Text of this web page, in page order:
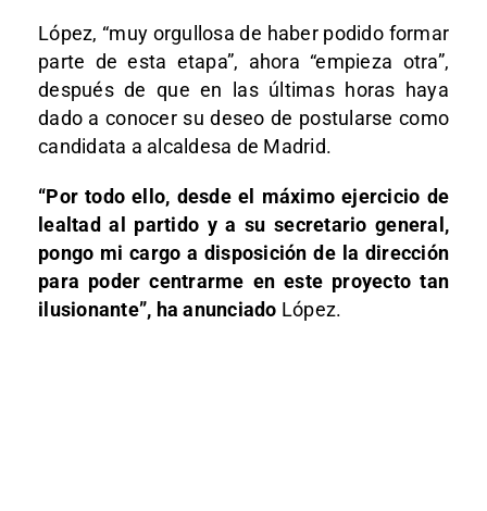
López, “muy orgullosa de haber podido formar
parte de esta etapa”, ahora “empieza otra”,
después de que en las últimas horas haya
dado a conocer su deseo de postularse como
candidata a alcaldesa de Madrid.
“Por todo ello, desde el máximo ejercicio de
lealtad al partido y a su secretario general,
pongo mi cargo a disposición de la dirección
para poder centrarme en este proyecto tan
ilusionante”, ha anunciado López.